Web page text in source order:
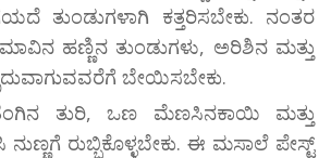
ತುಂಡುಗಳಾಗಿ ಕತ್ತರಿಸಬೇಕು. ನಂತರ
ಹಣ್ಣಿನ ತುಂಡುಗಳು, ಅರಿಶಿನ ಮತ್ತು
ಬೇಯಿಸಬೇಕು.
ತುರಿ, ಒಣ ಮೆಣಸಿನಕಾಯಿ ಮತ್ತು
ರುಬ್ಬಿಕೊಳ್ಳಬೇಕು. ಈ ಮಸಾಲೆ ಪೇಸ್ಟ್